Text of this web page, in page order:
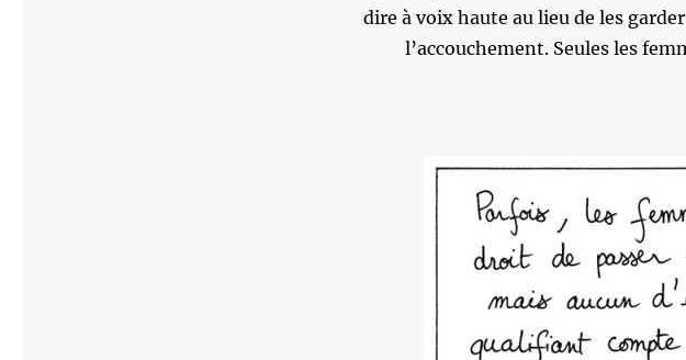
dire à voix haute au lieu de les
l’accouchement. Seules les